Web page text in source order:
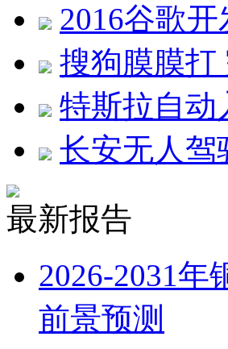
2016谷歌
搜狗膜膜打
特斯拉自动
长安无人驾
最新报告
2026-2031
前景预测